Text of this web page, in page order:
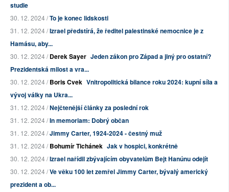
studie
30. 12. 2024 /To je konec lidskosti
31. 12. 2024 /Izrael předstírá, že ředitel palestinské nemocnice je z
Hamásu, aby...
30. 12. 2024 /Derek Sayer Jeden zákon pro Západ a jiný pro ostatní?
Prezidentská milost a vra...
30. 12. 2024 /Boris Cvek Vnitropolitická bilance roku 2024: kupní síla a
vývoj války na Ukra...
31. 12. 2024 /Nejčtenější články za poslední rok
31. 12. 2024 /In memoriam: Dobrý občan
31. 12. 2024 /Jimmy Carter, 1924-2024 - čestný muž
31. 12. 2024 /Bohumír Tichánek Jak v hospici, konkrétně
30. 12. 2024 /Izrael nařídil zbývajícím obyvatelům Bejt Hanúnu odejít
30. 12. 2024 /Ve věku 100 let zemřel Jimmy Carter, bývalý americký
prezident a ob...